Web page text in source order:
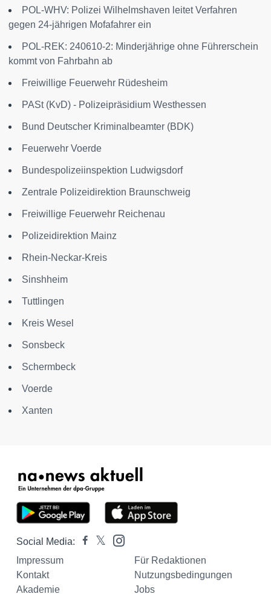
POL-WHV: Polizei Wilhelmshaven leitet Verfahren
gegen 24-jährigen Mofafahrer ein
POL-REK: 240610-2: Minderjährige ohne Führerschein
kommt von Fahrbahn ab
Freiwillige Feuerwehr Rüdesheim
PASt (KvD) - Polizeipräsidium Westhessen
Bund Deutscher Kriminalbeamter (BDK)
Feuerwehr Voerde
Bundespolizeiinspektion Ludwigsdorf
Zentrale Polizeidirektion Braunschweig
Freiwillige Feuerwehr Reichenau
Polizeidirektion Mainz
Rhein-Neckar-Kreis
Sinshheim
Tuttlingen
Kreis Wesel
Sonsbeck
Schermbeck
Voerde
Xanten
Social Media:
Impressum
Für Redaktionen
Kontakt
Nutzungsbedingungen
Akademie
Jobs